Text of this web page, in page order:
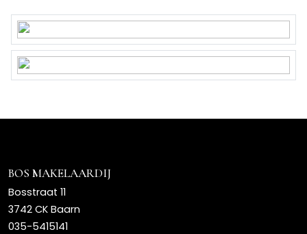
BOS MAKELAARDIJ
Bosstraat 11
3742 CK Baarn
035-5415141